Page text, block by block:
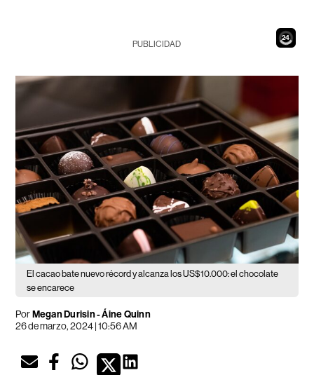
22
PUBLICIDAD
El cacao bate nuevo récord y alcanza los US$10.000: el chocolate
se encarece
PorMegan Durisin - Áine Quinn
26 de marzo, 2024 | 10:56 AM